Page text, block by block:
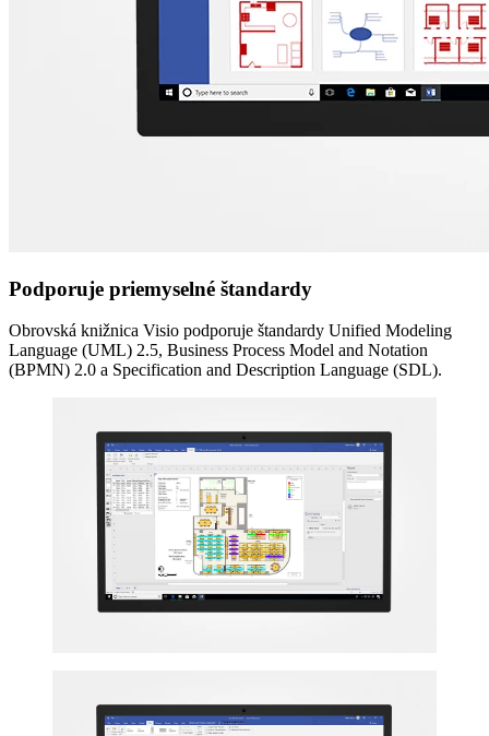
Podporuje priemyselné štandardy
Obrovská knižnica Visio podporuje štandardy Unified Modeling
Language (UML) 2.5, Business Process Model and Notation
(BPMN) 2.0 a Specification and Description Language (SDL).